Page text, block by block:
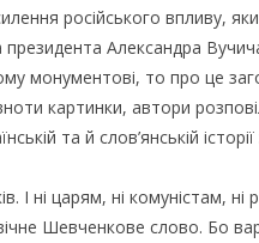
російського впливу,
президента Александра
монументові, то про це
картинки, автори
та й слов’янській
І ні царям, ні комуністам, ні
Шевченкове слово. Бо